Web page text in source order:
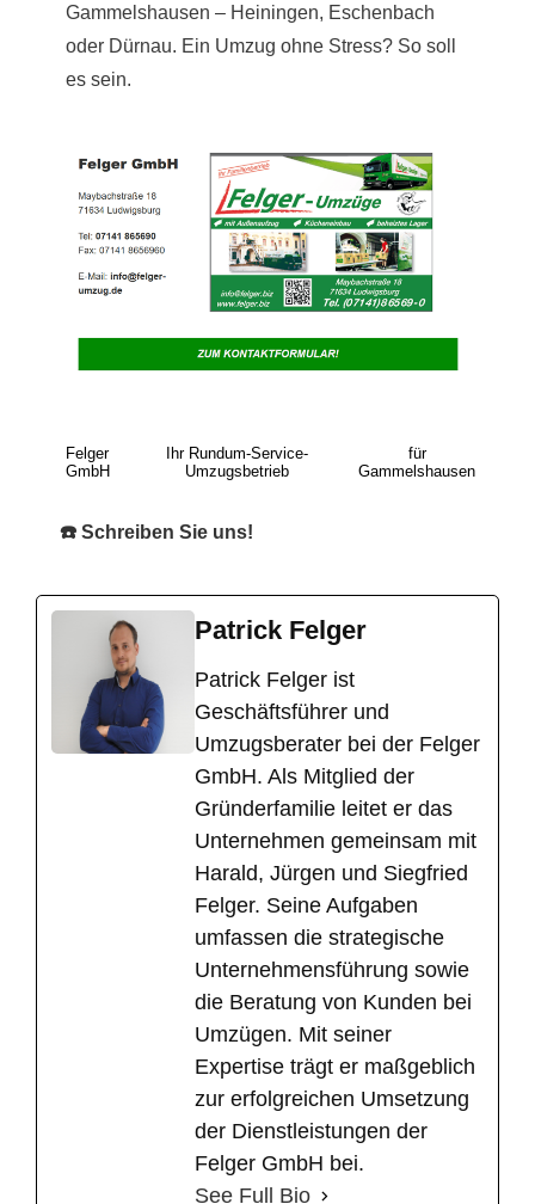
Gammelshausen – Heiningen, Eschenbach
oder Dürnau. Ein Umzug ohne Stress? So soll
es sein.
Felger
GmbH
Ihr Rundum-Service-
Umzugsbetrieb
für
Gammelshausen
☎️ Schreiben Sie uns!
Patrick Felger
​Patrick Felger ist
Geschäftsführer und
Umzugsberater bei der Felger
GmbH. Als Mitglied der
Gründerfamilie leitet er das
Unternehmen gemeinsam mit
Harald, Jürgen und Siegfried
Felger. Seine Aufgaben
umfassen die strategische
Unternehmensführung sowie
die Beratung von Kunden bei
Umzügen. Mit seiner
Expertise trägt er maßgeblich
zur erfolgreichen Umsetzung
der Dienstleistungen der
Felger GmbH bei.
See Full Bio